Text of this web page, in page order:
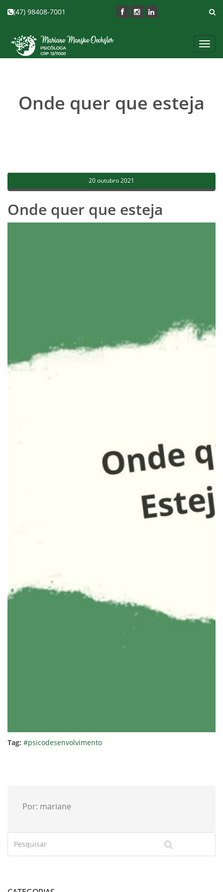
(47) 98408-7001
Onde quer que esteja
20 outubro 2021
Onde quer que esteja
Tag: #psicodesenvolvimento
Por: mariane